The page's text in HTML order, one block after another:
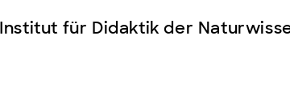
Institut für Didaktik der